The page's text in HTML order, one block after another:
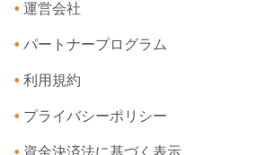
• 運営会社
• パートナープログラム
• 利用規約
• プライバシーポリシー
• 資金決済法に基づく表示